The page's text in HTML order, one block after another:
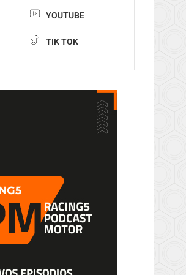
YOUTUBE
TIK TOK